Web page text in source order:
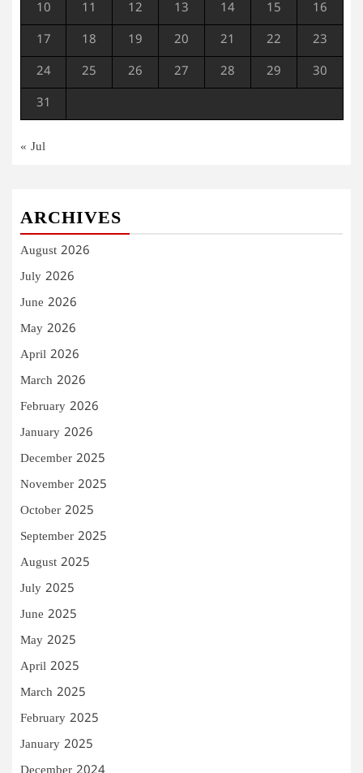
10 11 12 13 14 15 16
17 18 19 20 21 22 23
24 25 26 27 28 29 30
31
« Jul
ARCHIVES
August 2026
July 2026
June 2026
May 2026
April 2026
March 2026
February 2026
January 2026
December 2025
November 2025
October 2025
September 2025
August 2025
July 2025
June 2025
May 2025
April 2025
March 2025
February 2025
January 2025